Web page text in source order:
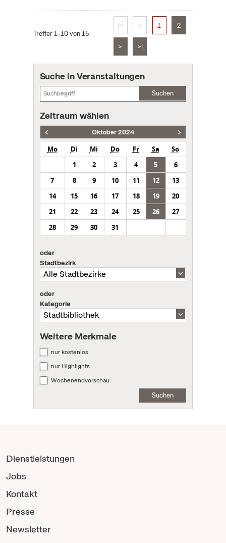
Treffer 1–10 von 15
|< < 1 2
> >|
Suche in Veranstaltungen
Suchen
Zeitraum wählen
Oktober 2024
Mo Di Mi Do Fr Sa
So
1
2 3 4 5
6
7
8 9 10 11 12
13
14
15 16 17 18 19
20
21
22 23 24 25 26
27
28
29 30 31
oder
Stadtbezirk
oder
Kategorie
Weitere Merkmale
nur kostenlos
nur Highlights
Wochenendvorschau
Suchen
Dienstleistungen
Jobs
Kontakt
Presse
Newsletter